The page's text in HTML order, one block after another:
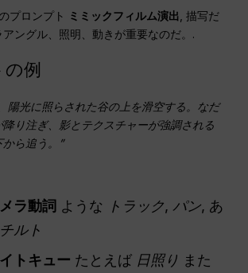
プロンプト ミミックフィルム演出 , 描写だ
ングル、照明、動きが重要なのだ。.
の例
陽光に照らされた谷の上を滑空する。なだ
降り注ぎ、影とテクスチャーが強調される
ら追う。”
ラ動詞 ような トラック, パン, あ
チルト
トキュー たとえば 日照り また